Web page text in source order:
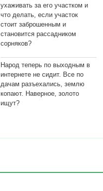
ухаживать за его участком и
что делать, если участок
стоит заброшенным и
становится рассадником
сорняков?
Народ теперь по выходным в
интернете не сидит. Все по
дачам разъехались, землю
копают. Наверное, золото
ищут?